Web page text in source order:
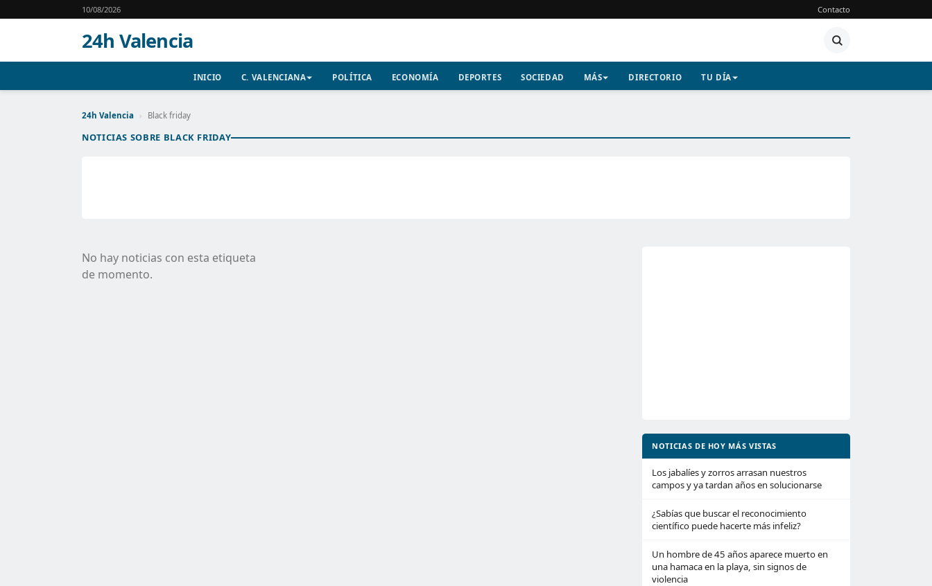
10/08/2026 Contacto
24h Valencia
INICIO C. VALENCIANA POLÍTICA ECONOMÍA DEPORTES SOCIEDAD MÁS DIRECTORIO TU DÍA
24h Valencia › Black friday
NOTICIAS SOBRE BLACK FRIDAY
No hay noticias con esta etiqueta
de momento.
NOTICIAS DE HOY MÁS VISTAS
Los jabalíes y zorros arrasan nuestros
campos y ya tardan años en solucionarse
¿Sabías que buscar el reconocimiento
científico puede hacerte más infeliz?
Un hombre de 45 años aparece muerto en
una hamaca en la playa, sin signos de
violencia